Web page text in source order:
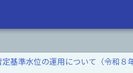
基準水位の運用について（令和８